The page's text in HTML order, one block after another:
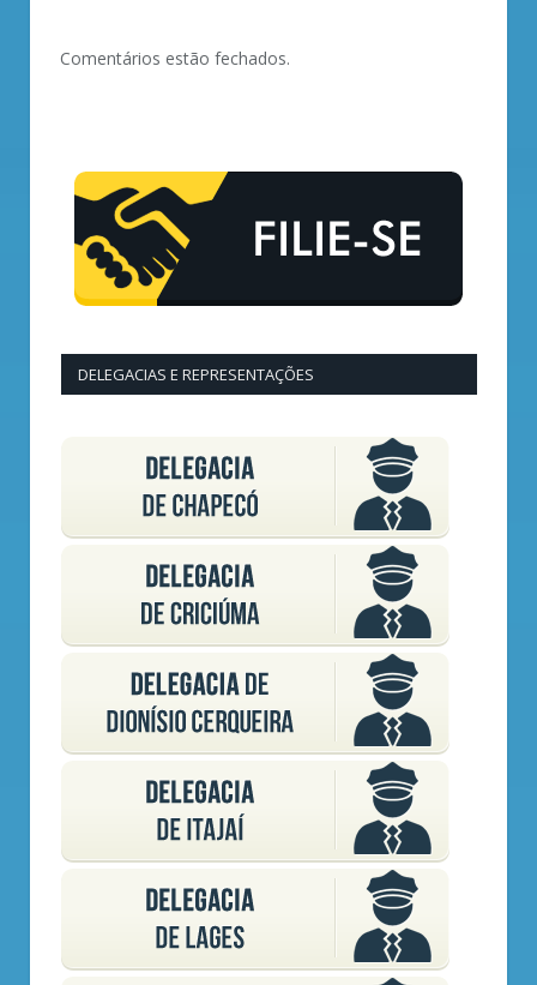
Comentários estão fechados.
DELEGACIAS E REPRESENTAÇÕES